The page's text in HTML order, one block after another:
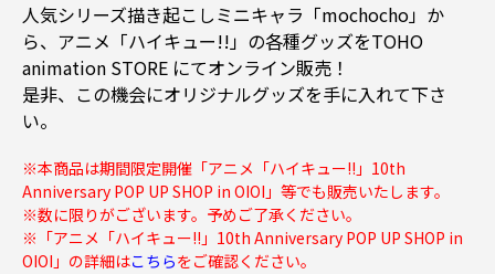
人気シリーズ描き起こしミニキャラ「mochocho」か
ら、アニメ「ハイキュー!!」の各種グッズをTOHO
animation STORE にてオンライン販売！
是非、この機会にオリジナルグッズを手に入れて下さ
い。
※本商品は期間限定開催「アニメ「ハイキュー!!」10th
Anniversary POP UP SHOP in OIOI」等でも販売いたします。
※数に限りがございます。予めご了承ください。
※「アニメ「ハイキュー!!」10th Anniversary POP UP SHOP in
OIOI」の詳細はこちらをご確認ください。